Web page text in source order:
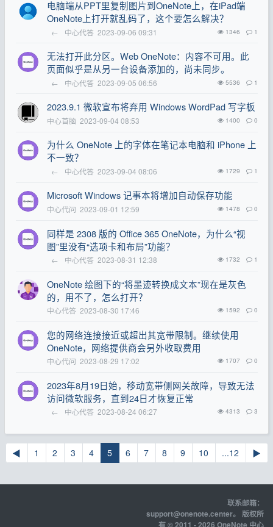
电脑端从PPT里复制图片到OneNote上，在iPad端
OneNote上打开就乱码了，这个要怎么解决？
← 中心代答 2023-09-06 09:31 1346 1
无法打开此分区。Web OneNote：内容不可用。此
页面似乎是从另一台设备添加的，尚未同步。
← 中心代答 2023-09-05 06:56 5536 1
2023.9.1 微软宣布将弃用 Windows WordPad 写字板
中心首脑 2023-09-04 08:53 1400 0
为什么 OneNote 上的字体在笔记本电脑和 iPhone 上
不一致？
← 中心代答 2023-09-04 08:06 1729 1
Microsoft Windows 记事本将增加自动保存功能
中心代问 2023-09-01 12:59 1478 0
同样是 2308 版的 Office 365 OneNote，为什么“视
图”里没有“选项卡和布局”功能？
← 中心代答 2023-08-31 12:38 1732 1
OneNote 绘图下的“将墨迹转换成文本”现在是灰色
的，用不了，怎么打开？
中心代答 2023-08-30 17:46 1592 0
您的网络连接接近或超出其宽带限制。继续使用
OneNote，网络提供商会另外收取费用
中心代问 2023-08-29 17:02 1707 0
2023年8月19日始，移动宽带侧网关故障，导致无法
访问微软服务，直到24日才恢复正常
← 中心代答 2023-08-24 06:27 4313 3
◀ 1 2 3 4 5 6 7 8 9 10 ...12 ▶
联系邮箱：
support@onenote.center。 版权所
有 © 2011 - 2026 OneNote 中心